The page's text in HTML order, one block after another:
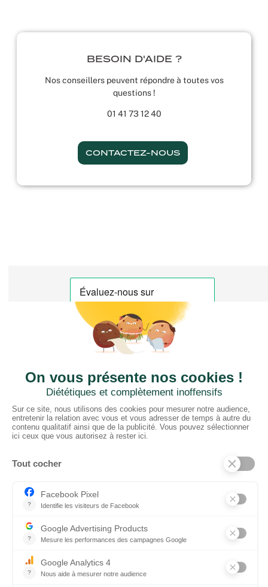
BESOIN D'AIDE ?
Nos conseillers peuvent répondre à toutes vos
questions !
01 41 73 12 40
CONTACTEZ-NOUS
CTN FRANCE
2 rue du Puits Dixme 604
94310 ORLY
01 41 73 12 40
Horaires :
Retrait Dépôt : 08h30-12h00; 13h30-17h30
PRODUITS
Tissus
Tissus scénique
Plafonds
Murs
ElKarton
Accessoires
AUTRES
Entrepôt Lyon